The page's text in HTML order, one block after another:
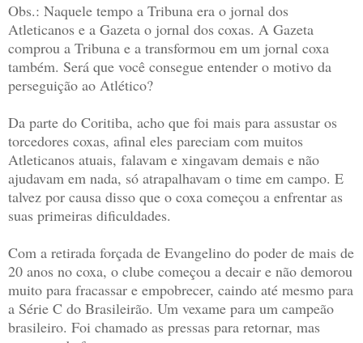
Obs.: Naquele tempo a Tribuna era o jornal dos
Atleticanos e a Gazeta o jornal dos coxas. A Gazeta
comprou a Tribuna e a transformou em um jornal coxa
também. Será que você consegue entender o motivo da
perseguição ao Atlético?
Da parte do Coritiba, acho que foi mais para assustar os
torcedores coxas, afinal eles pareciam com muitos
Atleticanos atuais, falavam e xingavam demais e não
ajudavam em nada, só atrapalhavam o time em campo. E
talvez por causa disso que o coxa começou a enfrentar as
suas primeiras dificuldades.
Com a retirada forçada de Evangelino do poder de mais de
20 anos no coxa, o clube começou a decair e não demorou
muito para fracassar e empobrecer, caindo até mesmo para
a Série C do Brasileirão. Um vexame para um campeão
brasileiro. Foi chamado as pressas para retornar, mas